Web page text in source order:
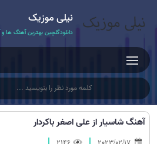
نیلی موزیک
دانلودگلچین بهترین آهنگ ها
آهنگ شاسیار از علی اصغر باکردار